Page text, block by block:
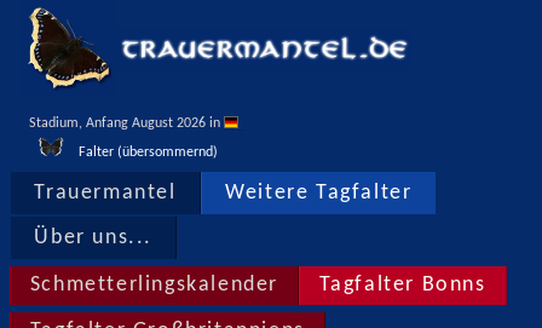
Stadium, Anfang August 2026 in
Falter (übersommernd)
Trauermantel Weitere Tagfalter
Über uns...
Schmetterlingskalender Tagfalter Bonns